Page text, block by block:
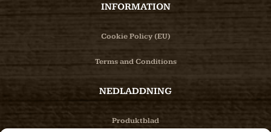
INFORMATION
Cookie Policy (EU)
Terms and Conditions
NEDLADDNING
Produktblad